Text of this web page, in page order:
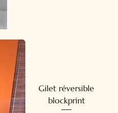
Gilet réversible
blockprint